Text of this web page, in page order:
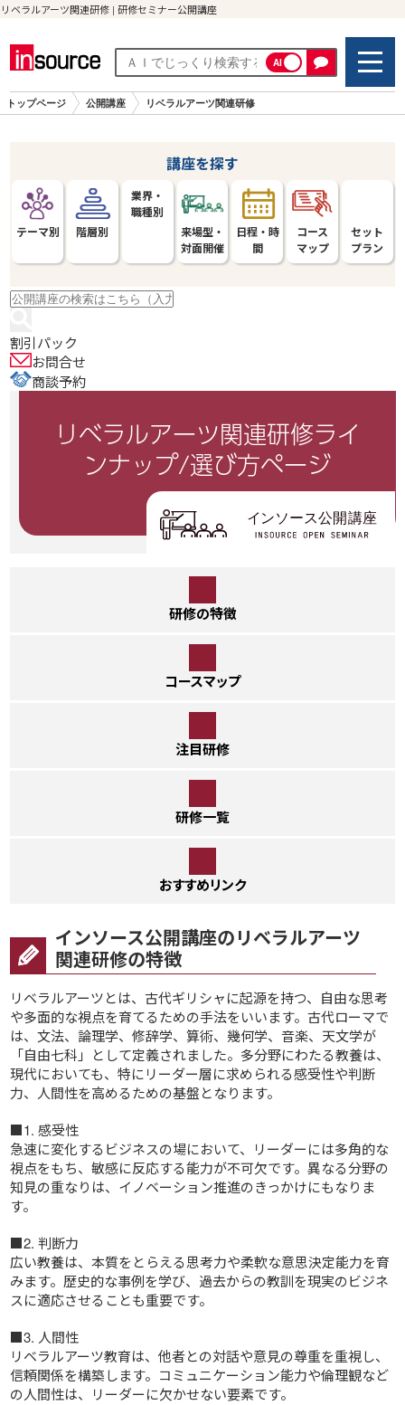
リベラルアーツ関連研修 | 研修セミナー公開講座
AI
トップページ 公開講座 リベラルアーツ関連研修
講座を探す
テーマ別 階層別
業界・
職種別
来場型・
対面開催
日程・時
間
コース
マップ
セット
プラン
割引パック
お問合せ
商談予約
リベラルアーツ関連研修ライ
ンナップ/選び方ページ
研修の特徴
コースマップ
注目研修
研修一覧
おすすめリンク
インソース公開講座のリベラルアーツ
関連研修の特徴
リベラルアーツとは、古代ギリシャに起源を持つ、自由な思考
や多面的な視点を育てるための手法をいいます。古代ローマで
は、文法、論理学、修辞学、算術、幾何学、音楽、天文学が
「自由七科」として定義されました。多分野にわたる教養は、
現代においても、特にリーダー層に求められる感受性や判断
力、人間性を高めるための基盤となります。
■1. 感受性
急速に変化するビジネスの場において、リーダーには多角的な
視点をもち、敏感に反応する能力が不可欠です。異なる分野の
知見の重なりは、イノベーション推進のきっかけにもなりま
す。
■2. 判断力
広い教養は、本質をとらえる思考力や柔軟な意思決定能力を育
みます。歴史的な事例を学び、過去からの教訓を現実のビジネ
スに適応させることも重要です。
■3. 人間性
リベラルアーツ教育は、他者との対話や意見の尊重を重視し、
信頼関係を構築します。コミュニケーション能力や倫理観など
の人間性は、リーダーに欠かせない要素です。